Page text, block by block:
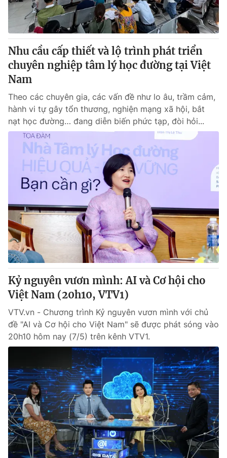
® Cấm sao chép dưới mọi hình thức nếu không có sự chấp
thuận bằng văn bản. Ghi rõ nguồn VTV.vn khi phát hành lại
thông tin từ website này.
Nhu cầu cấp thiết và lộ trình phát triển
chuyên nghiệp tâm lý học đường tại Việt
Nam
Theo các chuyên gia, các vấn đề như lo âu, trầm cảm,
hành vi tự gây tổn thương, nghiện mạng xã hội, bắt
nạt học đường… đang diễn biến phức tạp, đòi hỏi...
Kỷ nguyên vươn mình: AI và Cơ hội cho
Việt Nam (20h10, VTV1)
VTV.vn - Chương trình Kỷ nguyên vươn mình với chủ
đề "AI và Cơ hội cho Việt Nam" sẽ được phát sóng vào
20h10 hôm nay (7/5) trên kênh VTV1.